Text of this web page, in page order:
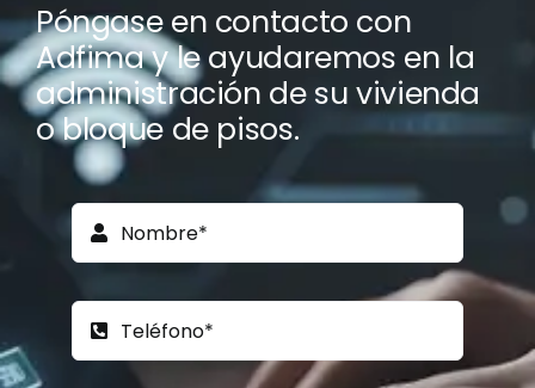
Póngase en contacto con
Adfima y le ayudaremos en la
administración de su vivienda
o bloque de pisos.